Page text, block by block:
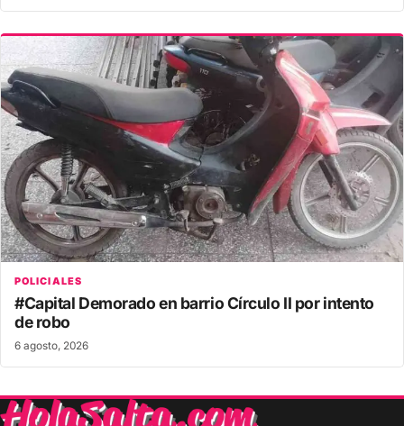
POLICIALES
#Capital Demorado en barrio Círculo II por intento
de robo
6 agosto, 2026